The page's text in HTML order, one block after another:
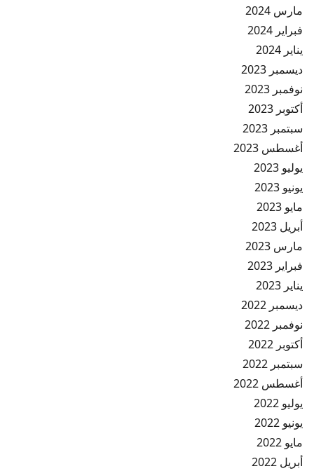
مارس 2024
فبراير 2024
يناير 2024
ديسمبر 2023
نوفمبر 2023
أكتوبر 2023
سبتمبر 2023
أغسطس 2023
يوليو 2023
يونيو 2023
مايو 2023
أبريل 2023
مارس 2023
فبراير 2023
يناير 2023
ديسمبر 2022
نوفمبر 2022
أكتوبر 2022
سبتمبر 2022
أغسطس 2022
يوليو 2022
يونيو 2022
مايو 2022
أبريل 2022